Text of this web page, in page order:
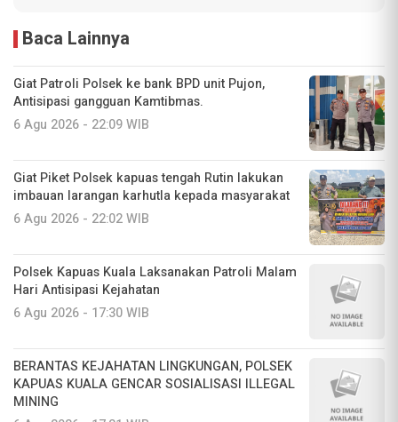
Baca Lainnya
Giat Patroli Polsek ke bank BPD unit Pujon,
Antisipasi gangguan Kamtibmas.
6 Agu 2026 - 22:09 WIB
Giat Piket Polsek kapuas tengah Rutin lakukan
imbauan larangan karhutla kepada masyarakat
6 Agu 2026 - 22:02 WIB
Polsek Kapuas Kuala Laksanakan Patroli Malam
Hari Antisipasi Kejahatan
6 Agu 2026 - 17:30 WIB
BERANTAS KEJAHATAN LINGKUNGAN, POLSEK
KAPUAS KUALA GENCAR SOSIALISASI ILLEGAL
MINING